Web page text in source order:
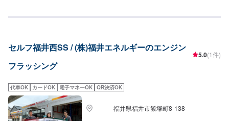
セルフ福井西SS / (株)福井エネルギーのエンジン
フラッシング
5.0(1件)
代車OK カードOK 電子マネーOK QR決済OK
福井県福井市飯塚町8-138